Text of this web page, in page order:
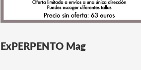
ExPERPENTO Mag